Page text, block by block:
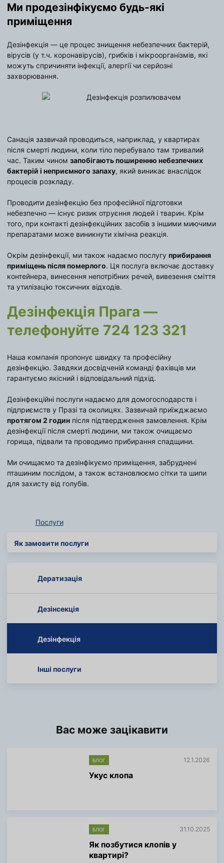
Ми продезінфікуємо будь-які
приміщення
Дезінфекція — це процес знищення небезпечних бактерій,
вірусів (у т.ч. коронавірусів), грибків і мікроорганізмів, які
можуть спричиняти інфекції, алергії чи серйозні
захворювання.
Санація зазвичай проводиться, наприклад, у квартирах
після смерті людини, коли тіло перебувало там тривалий
час. Таким чином запобігають поширенню небезпечних
бактерій і неприємного запаху, який виникає внаслідок
процесів розкладу.
Проводити дезінфекцію без професійної підготовки
небезпечно — існує ризик отруєння людей і тварин. Крім
того, при контакті дезінфекційних засобів з іншими миючими
препаратами може виникнути хімічна реакція.
Окрім дезінфекції, ми також надаємо послугу прибирання
приміщень після померлого. Ця послуга включає доставку
контейнера, винесення непотрібних речей, вивезення сміття
та утилізацію токсичних відходів.
Дезінфекція Прага —
телефонуйте 724 123 321
Наша компанія пропонує швидку та професійну
дезінфекцію. Завдяки досвідченій команді фахівців ми
гарантуємо якісний і відповідальний підхід.
Дезінфекційні послуги надаємо для домогосподарств і
підприємств у Празі та околицях. Зазвичай приїжджаємо
протягом 2 годин після підтвердження замовлення. Крім
дезінфекції після смерті людини, ми також очищаємо
горища, підвали та проводимо прибирання спадщини.
Ми очищаємо та дезінфікуємо приміщення, забруднені
пташиним послідом, а також встановлюємо сітки та шипи
для захисту від голубів.
Послуги
Дератизація
Дезінсекція
Дезінфекція
Інші послуги
Як замовити послуги
Вас може зацікавити
БЛОГ 12.1.2026
Укус клопа
ш
е
н
ф
БЛОГ 31.10.2025
Як позбутися клопів у
квартирі?